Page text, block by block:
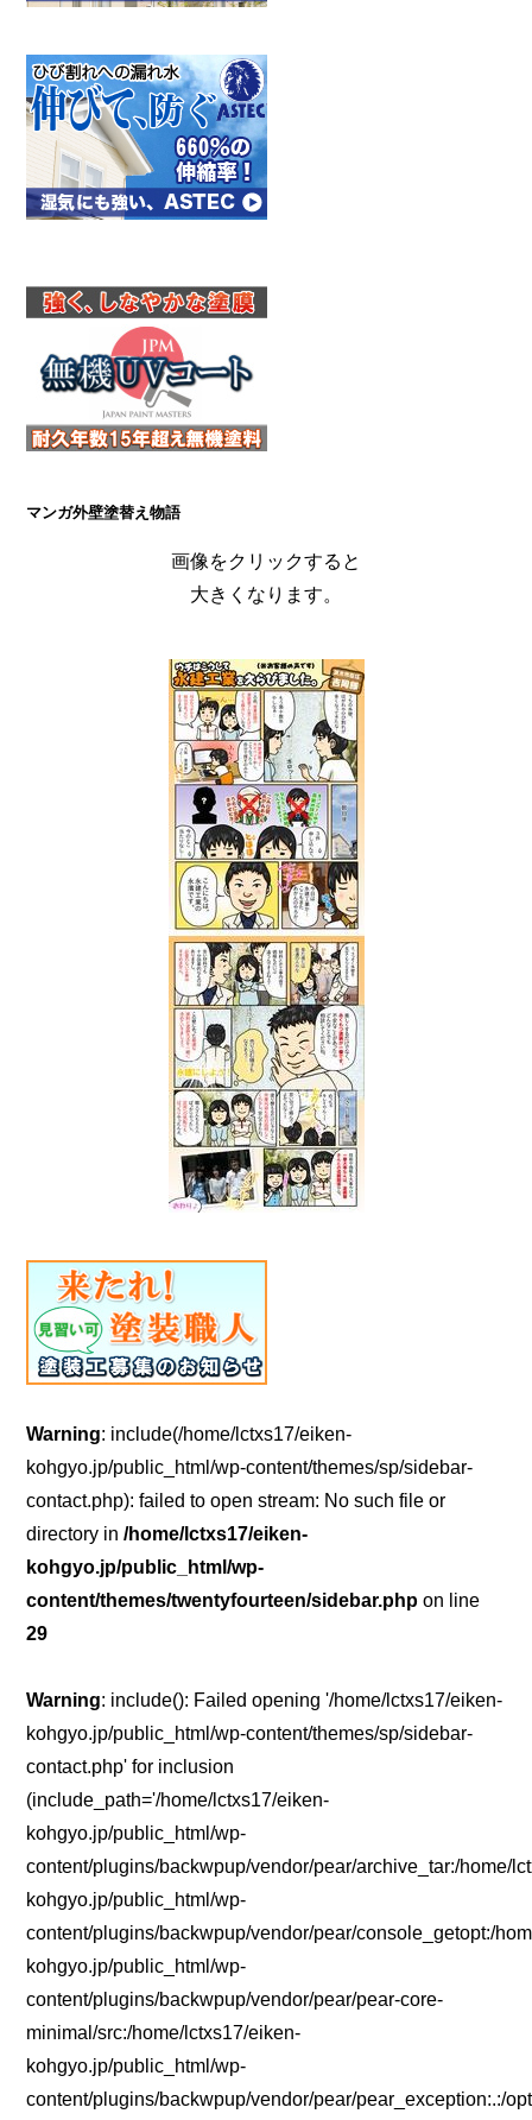
マンガ外壁塗替え物語
画像をクリックすると
大きくなります。
Warning: include(/home/lctxs17/eiken-
kohgyo.jp/public_html/wp-content/themes/sp/sidebar-
contact.php): failed to open stream: No such file or
directory in/home/lctxs17/eiken-
kohgyo.jp/public_html/wp-
content/themes/twentyfourteen/sidebar.php on line
29
Warning: include(): Failed opening '/home/lctxs17/eiken-
kohgyo.jp/public_html/wp-content/themes/sp/sidebar-
contact.php' for inclusion
(include_path='/home/lctxs17/eiken-
kohgyo.jp/public_html/wp-
content/plugins/backwpup/vendor/pear/archive_tar:/home/
kohgyo.jp/public_html/wp-
content/plugins/backwpup/vendor/pear/console_getopt:/
kohgyo.jp/public_html/wp-
content/plugins/backwpup/vendor/pear/pear-core-
minimal/src:/home/lctxs17/eiken-
kohgyo.jp/public_html/wp-
content/plugins/backwpup/vendor/pear/pear_exception:.:/